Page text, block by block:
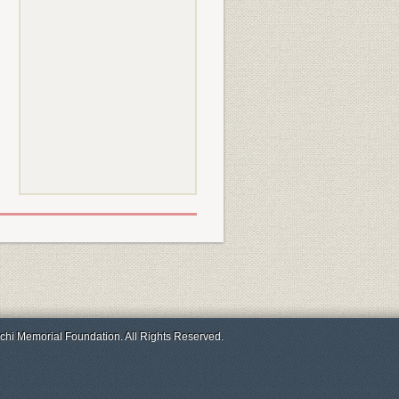
Memorial Foundation. All Rights Reserved.